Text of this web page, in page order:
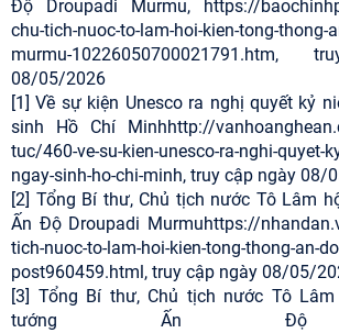
Độ Droupadi Murmu, https://
chu-tich-nuoc-to-lam-hoi-kien-tong-thong-
murmu-
08/05/2026
[1] Về sự kiện Unesco ra nghị quyết kỷ
sinh Hồ Chí Minhhttp://
tuc/460-ve-su-kien-unesco-ra-nghi-quyet-
ngay-sinh-ho-chi-minh, truy cập ngày 08/
[2] Tổng Bí thư, Chủ tịch nước Tô Lâm
Ấn Độ Droupadi Murmuhttps://
tich-nuoc-to-lam-hoi-kien-tong-thong-an-
post960459.html, truy cập ngày 08/05/
[3] Tổng Bí thư, Chủ tịch nước Tô
tướng Ấn Độ